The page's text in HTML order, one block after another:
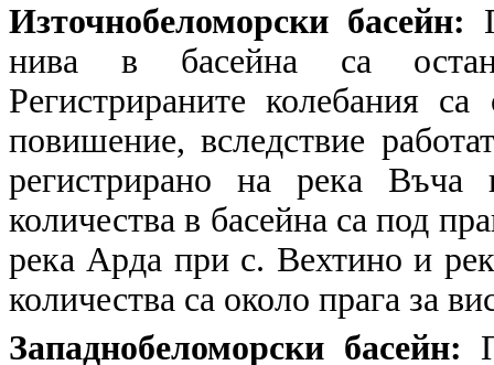
Източнобеломорски басейн:
нива в басейна са
Регистрираните колебания
повишение, вследствие
регистрирано на река
количества в басейна са под
река Арда при с. Вехтино и
количества са около прага за
Западнобеломорски басейн: